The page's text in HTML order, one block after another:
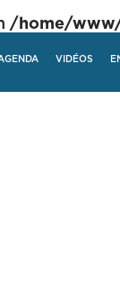
/home/
VIDÉOS